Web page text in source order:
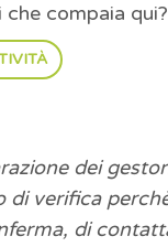
compaia qui?
dei
verifica
di